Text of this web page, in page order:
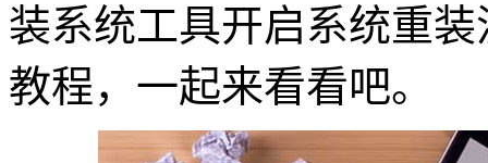
装系统工具开启系统重
教程，一起来看看吧。